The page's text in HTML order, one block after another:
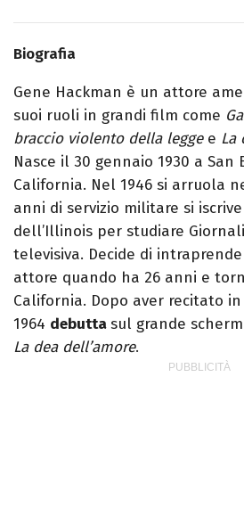
Biografia
Gene Hackman è un attore
suoi ruoli in grandi film come
braccio violento della leggee La
Nasce il 30 gennaio 1930 a San
California. Nel 1946 si arruola
anni di servizio militare si
dell’Illinois per studiare
televisiva. Decide di
attore quando ha 26 anni e
California. Dopo aver recitato
1964 debuttasul grande
La dea dell’amore.